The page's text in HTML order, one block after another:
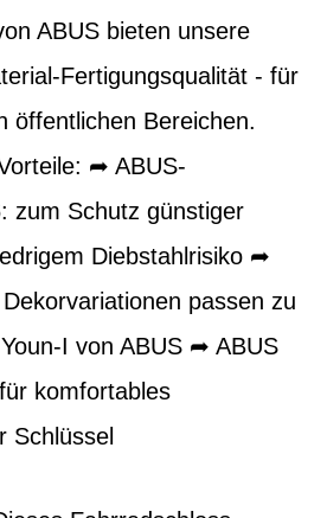
ABUS bieten unsere
Fertigungsqualität - für
öffentlichen Bereichen.
➦ ABUS-
zum Schutz günstiger
Diebstahlrisiko ➦
passen zu
I von ABUS ➦ ABUS
komfortables
Schlüssel